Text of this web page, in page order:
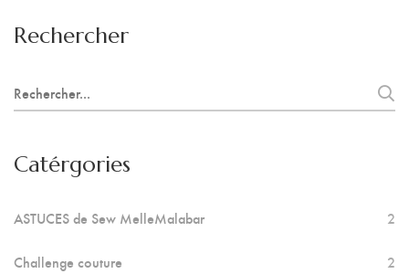
Rechercher
Search
for:
Catérgories
ASTUCES de Sew MelleMalabar 2
Challenge couture 2